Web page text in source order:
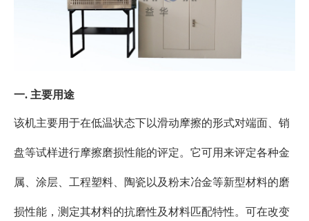
一. 主要用途
该机主要用于在低温状态下以滑动摩擦的形式对端面、销
盘等试样进行摩擦磨损性能的评定。它可用来评定各种金
属、涂层、工程塑料、陶瓷以及粉末冶金等新型材料的磨
损性能，测定其材料的抗磨性及材料匹配特性。可在改变